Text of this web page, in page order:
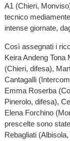
A1 (Chieri,
tecnico
intense giornate,
Così assegnati i
Keira Andeng Tona
(Chieri, difesa),
Cantagalli
Emma Roserba
Pinerolo, difesa),
Elena Forchino
prescelte sono
Rebagliati